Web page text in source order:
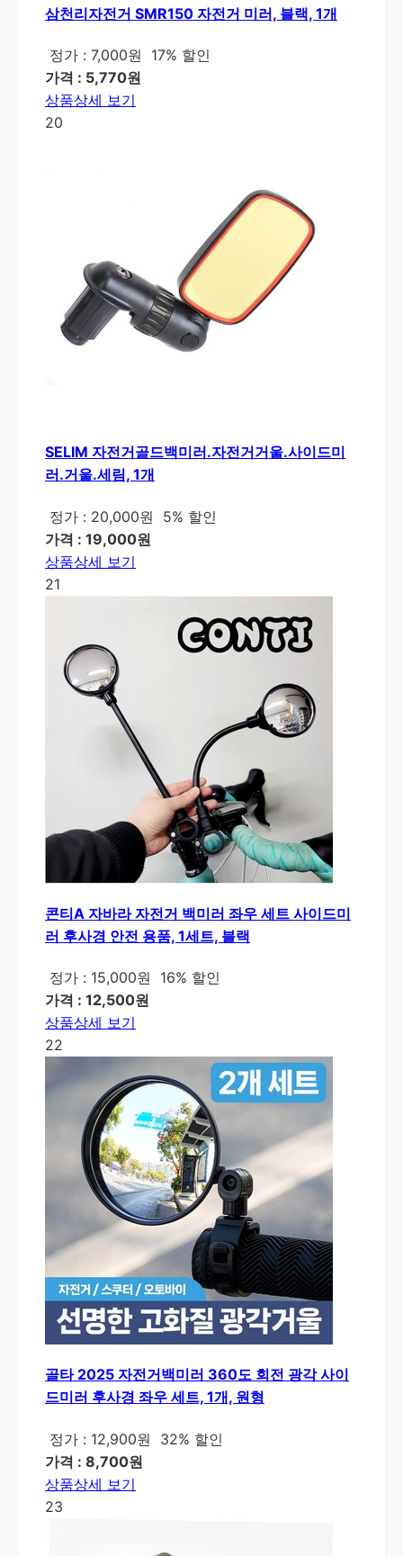
삼천리자전거 SMR150 자전거 미러, 블랙, 1개
정가 : 7,000원
17% 할인
가격 : 5,770원
상품상세 보기
20
SELIM 자전거골드백미러.자전거거울.사이드미
러.거울.세림, 1개
정가 : 20,000원
5% 할인
가격 : 19,000원
상품상세 보기
21
콘티A 자바라 자전거 백미러 좌우 세트 사이드미
러 후사경 안전 용품, 1세트, 블랙
정가 : 15,000원
16% 할인
가격 : 12,500원
상품상세 보기
22
골타 2025 자전거백미러 360도 회전 광각 사이
드미러 후사경 좌우 세트, 1개, 원형
정가 : 12,900원
32% 할인
가격 : 8,700원
상품상세 보기
23